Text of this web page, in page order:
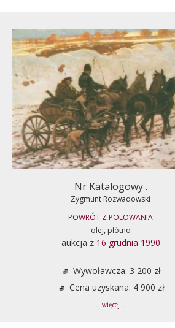
Nr Katalogowy .
Zygmunt Rozwadowski
POWRÓT Z POLOWANIA
olej, płótno
aukcja z 16 grudnia 1990
Wywoławcza: 3 200 zł
Cena uzyskana: 4 900 zł
... więcej ...